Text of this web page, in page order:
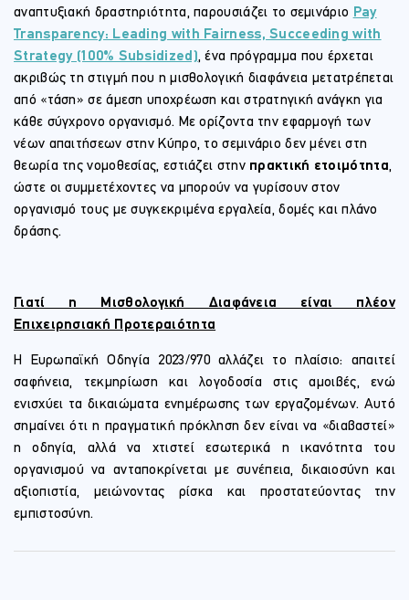
αναπτυξιακή δραστηριότητα, παρουσιάζει το σεμινάριο Pay
Transparency: Leading with Fairness, Succeeding with
Strategy (100% Subsidized), ένα πρόγραμμα που έρχεται
ακριβώς τη στιγμή που η μισθολογική διαφάνεια μετατρέπεται
από «τάση» σε άμεση υποχρέωση και στρατηγική ανάγκη για
κάθε σύγχρονο οργανισμό. Με ορίζοντα την εφαρμογή των
νέων απαιτήσεων στην Κύπρο, το σεμινάριο δεν μένει στη
θεωρία της νομοθεσίας, εστιάζει στην πρακτική ετοιμότητα,
ώστε οι συμμετέχοντες να μπορούν να γυρίσουν στον
οργανισμό τους με συγκεκριμένα εργαλεία, δομές και πλάνο
δράσης.
Γιατί η Μισθολογική Διαφάνεια είναι πλέον
Επιχειρησιακή Προτεραιότητα
Η Ευρωπαϊκή Οδηγία 2023/970 αλλάζει το πλαίσιο: απαιτεί
σαφήνεια, τεκμηρίωση και λογοδοσία στις αμοιβές, ενώ
ενισχύει τα δικαιώματα ενημέρωσης των εργαζομένων. Αυτό
σημαίνει ότι η πραγματική πρόκληση δεν είναι να «διαβαστεί»
η οδηγία, αλλά να χτιστεί εσωτερικά η ικανότητα του
οργανισμού να ανταποκρίνεται με συνέπεια, δικαιοσύνη και
αξιοπιστία, μειώνοντας ρίσκα και προστατεύοντας την
εμπιστοσύνη.